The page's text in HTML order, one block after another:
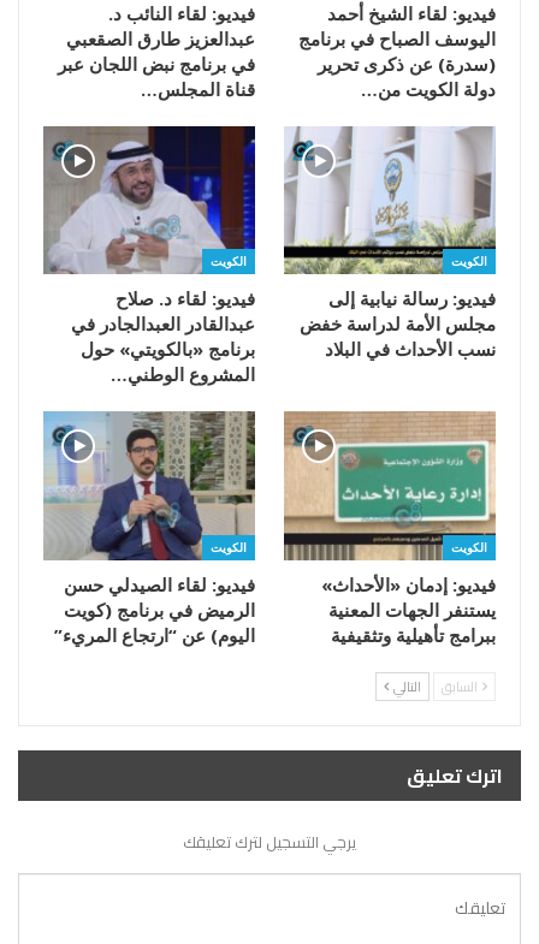
فيديو: لقاء الشيخ أحمد
اليوسف الصباح في برنامج
(سدرة) عن ذكرى تحرير
دولة الكويت من…
فيديو: لقاء النائب د.
عبدالعزيز طارق الصقعبي
في برنامج نبض اللجان عبر
قناة المجلس…
الكويت
فيديو: رسالة نيابية إلى
مجلس الأمة لدراسة خفض
نسب الأحداث في البلاد
الكويت
فيديو: لقاء د. صلاح
عبدالقادر العبدالجادر في
برنامج «بالكويتي» حول
المشروع الوطني…
الكويت
فيديو: إدمان «الأحداث»
يستنفر الجهات المعنية
ببرامج تأهيلية وتثقيفية
الكويت
فيديو: لقاء الصيدلي حسن
الرميض في برنامج (كويت
اليوم) عن “ارتجاع المريء”
السابق التالي
اترك تعليق
يرجي التسجيل لترك تعليقك